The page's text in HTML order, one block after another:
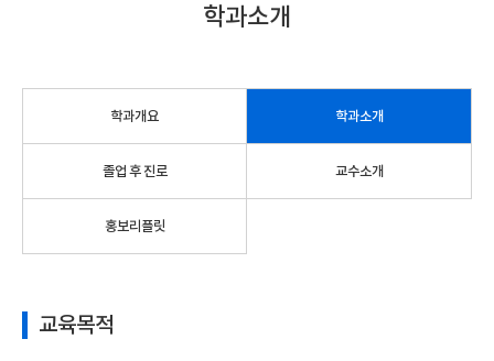
학과소개
학과개요 학과소개
졸업 후 진로 교수소개
홍보리플릿
교육목적